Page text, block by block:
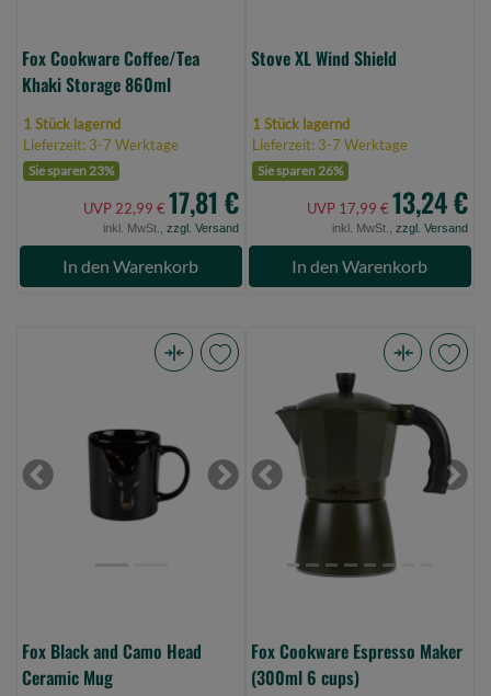
Fox Cookware Coffee/Tea
Khaki Storage 860ml
1 Stück lagernd
Lieferzeit: 3-7 Werktage
Sie sparen 23%
UVP 22,99 € 17,81 €
inkl. MwSt., zzgl. Versand
In den Warenkorb
Stove XL Wind Shield
1 Stück lagernd
Lieferzeit: 3-7 Werktage
Sie sparen 26%
UVP 17,99 € 13,24 €
inkl. MwSt., zzgl. Versand
In den Warenkorb
Camo
HeadPrevious Next
Fox Black and Camo Head
Ceramic Mug
Cookware
Espresso
Maker
(300ml
Previous Next
Fox Cookware Espresso Maker
(300ml 6 cups)